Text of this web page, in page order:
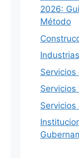
2026:
Método
Servicios